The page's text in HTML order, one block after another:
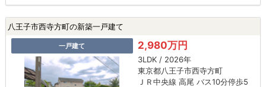
八王子市西寺方町の新築一戸建て
一戸建て 2,980万円
3LDK / 2026年
東京都八王子市西寺方町
ＪＲ中央線 高尾 バス10分停歩5